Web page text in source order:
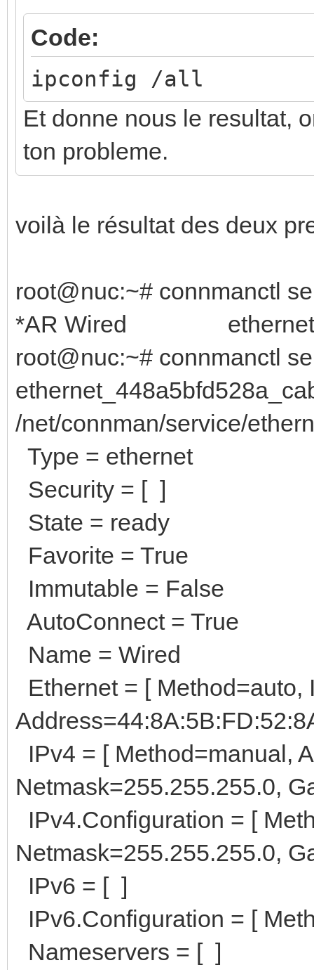
Code:
ipconfig /all
Et donne nous le resultat,
ton probleme.
voilà le résultat des deux
root@nuc:~# connmanctl
*AR Wired
root@nuc:~# connmanctl
/net/connman/service/
Type = ethernet
Security = [ ]
State = ready
Favorite = True
Immutable = False
AutoConnect = True
Name = Wired
Ethernet = [ Method=auto,
IPv4 = [ Method=manual,
Netmask=255.255.255.0,
IPv4.Configuration = [
Netmask=255.255.255.0,
IPv6 = [ ]
IPv6.Configuration = [
Nameservers = [ ]